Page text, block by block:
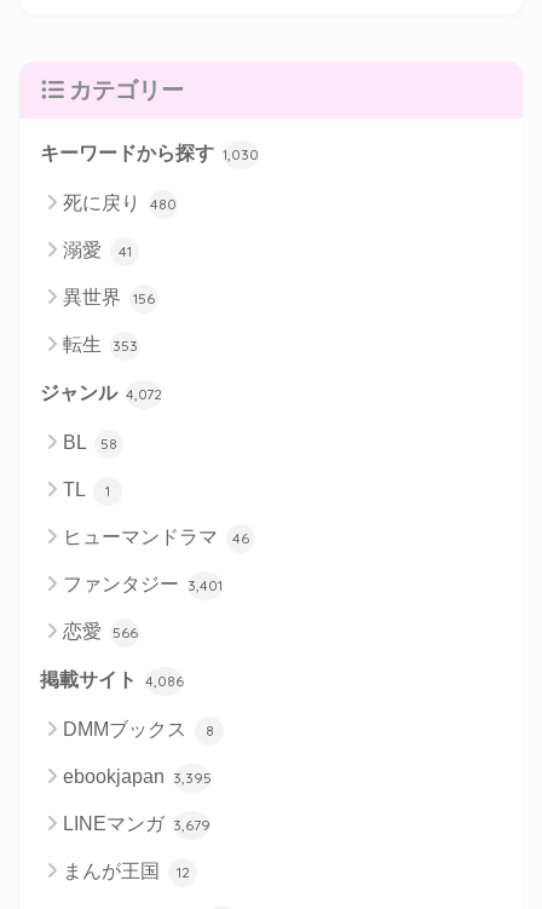
カテゴリー
キーワードから探す 1,030
死に戻り 480
溺愛 41
異世界 156
転生 353
ジャンル 4,072
BL 58
TL 1
ヒューマンドラマ 46
ファンタジー 3,401
恋愛 566
掲載サイト 4,086
DMMブックス 8
ebookjapan 3,395
LINEマンガ 3,679
まんが王国 12